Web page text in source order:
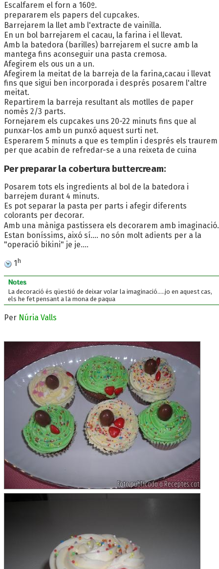
Escalfarem el forn a 160º.
prepararem els papers del cupcakes.
Barrejarem la llet amb l'extracte de vainilla.
En un bol barrejarem el cacau, la farina i el llevat.
Amb la batedora (barilles) barrejarem el sucre amb la
mantega fins aconseguir una pasta cremosa.
Afegirem els ous un a un.
Afegirem la meitat de la barreja de la farina,cacau i llevat
fins que sigui ben incorporada i després posarem l'altre
meitat.
Repartirem la barreja resultant als motlles de paper
nomès 2/3 parts.
Fornejarem els cupcakes uns 20-22 minuts fins que al
punxar-los amb un punxó aquest surti net.
Esperarem 5 minuts a que es templin i després els traurem
per que acabin de refredar-se a una reixeta de cuina
Per preparar la cobertura buttercream:
Posarem tots els ingredients al bol de la batedora i
barrejem durant 4 minuts.
Es pot separar la pasta per parts i afegir diferents
colorants per decorar.
Amb una màniga pastissera els decorarem amb imaginació.
Estan boníssims, aixó sí.... no són molt adients per a la
"operació bikini" je je....
1h
Notes
La decoració és qüestió de deixar volar la imaginació.....jo en aquest cas,
els he fet pensant a la mona de paqua
Per Núria Valls